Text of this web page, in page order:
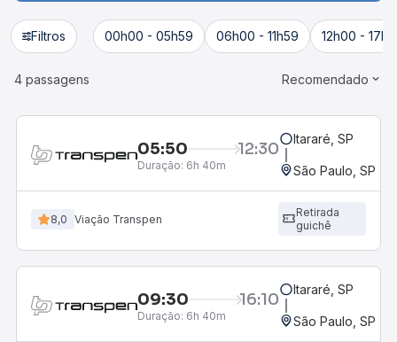
Filtros 00h00 - 05h59 06h00 - 11h59 12h00 -
4 passagens Recomendado
05:50 12:30
Duração: 6h 40m
Itararé, SP
São Paulo, SP -
8,0 Viação Transpen
Retirada
guichê
09:30 16:10
Duração: 6h 40m
Itararé, SP
São Paulo, SP -